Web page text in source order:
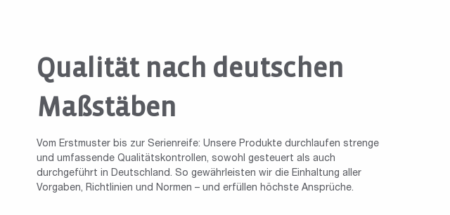
Qualität nach deutschen
Maßstäben
Vom Erstmuster bis zur Serienreife: Unsere Produkte durchlaufen strenge
und umfassende Qualitätskontrollen, sowohl gesteuert als auch
durchgeführt in Deutschland. So gewährleisten wir die Einhaltung aller
Vorgaben, Richtlinien und Normen – und erfüllen höchste Ansprüche.